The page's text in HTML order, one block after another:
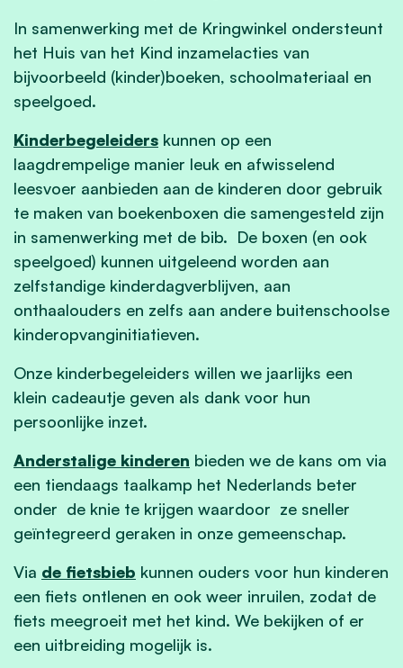
In samenwerking met de Kringwinkel ondersteunt
het Huis van het Kind inzamelacties van
bijvoorbeeld (kinder)boeken, schoolmateriaal en
speelgoed.
Kinderbegeleiders kunnen op een
laagdrempelige manier leuk en afwisselend
leesvoer aanbieden aan de kinderen door gebruik
te maken van boekenboxen die samengesteld zijn
in samenwerking met de bib. De boxen (en ook
speelgoed) kunnen uitgeleend worden aan
zelfstandige kinderdagverblijven, aan
onthaalouders en zelfs aan andere buitenschoolse
kinderopvanginitiatieven.
Onze kinderbegeleiders willen we jaarlijks een
klein cadeautje geven als dank voor hun
persoonlijke inzet.
Anderstalige kinderen bieden we de kans om via
een tiendaags taalkamp het Nederlands beter
onder de knie te krijgen waardoor ze sneller
geïntegreerd geraken in onze gemeenschap.
Via de fietsbieb kunnen ouders voor hun kinderen
een fiets ontlenen en ook weer inruilen, zodat de
fiets meegroeit met het kind. We bekijken of er
een uitbreiding mogelijk is.